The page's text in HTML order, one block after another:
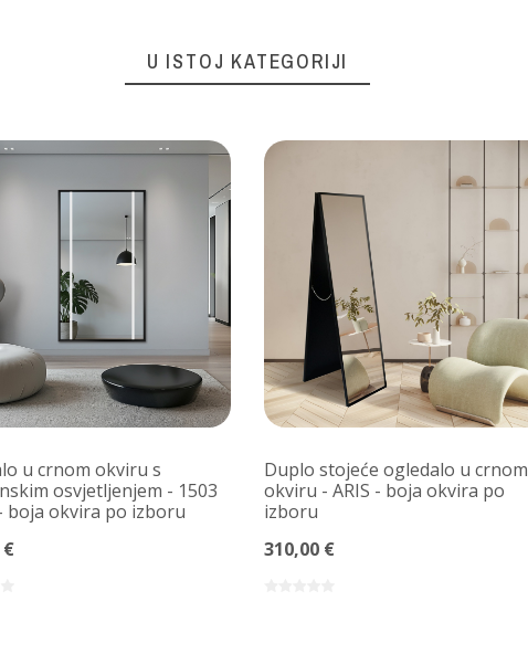
U ISTOJ KATEGORIJI
u crnom okviru s
osvjetljenjem - 1503
boja okvira po izboru
€
Duplo stojeće ogledalo u crnom
okviru - ARIS - boja okvira po
izboru
310,00 €